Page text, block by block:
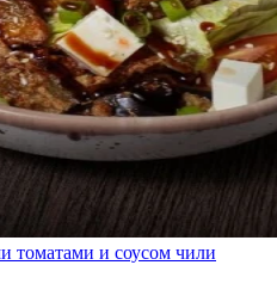
томатами и соусом чили